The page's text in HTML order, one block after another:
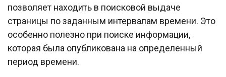
позволяет находить в поисковой выдаче
страницы по заданным интервалам времени. Это
особенно полезно при поиске информации,
которая была опубликована на определенный
период времени.